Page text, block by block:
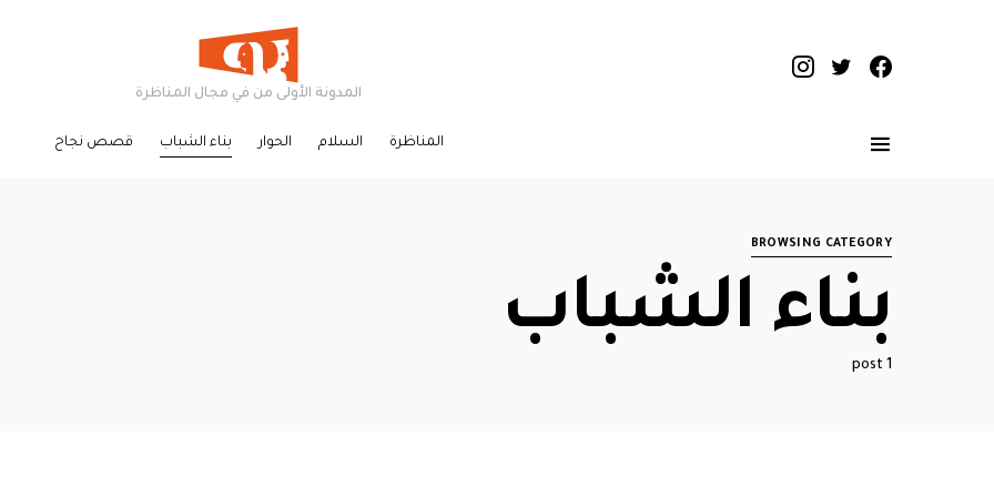
المدونة الأولى من في مجال المناظرة
المناظرة السلام الحوار بناء الشباب قصص نجاح
BROWSING CATEGORY
بناء الشباب
1 post